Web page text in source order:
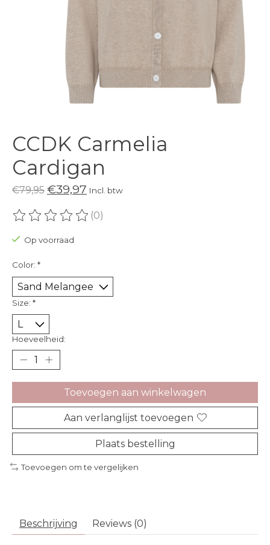
CCDK Carmelia
Cardigan
€79,95 €39,97 Incl. btw
De beoordeling van dit product is
(0)
Op voorraad
Color: *
Size: *
Hoeveelheid:
Toevoegen aan winkelwagen
Aan verlanglijst toevoegen
Plaats bestelling
Toevoegen om te vergelijken
Beschrijving Reviews (0)